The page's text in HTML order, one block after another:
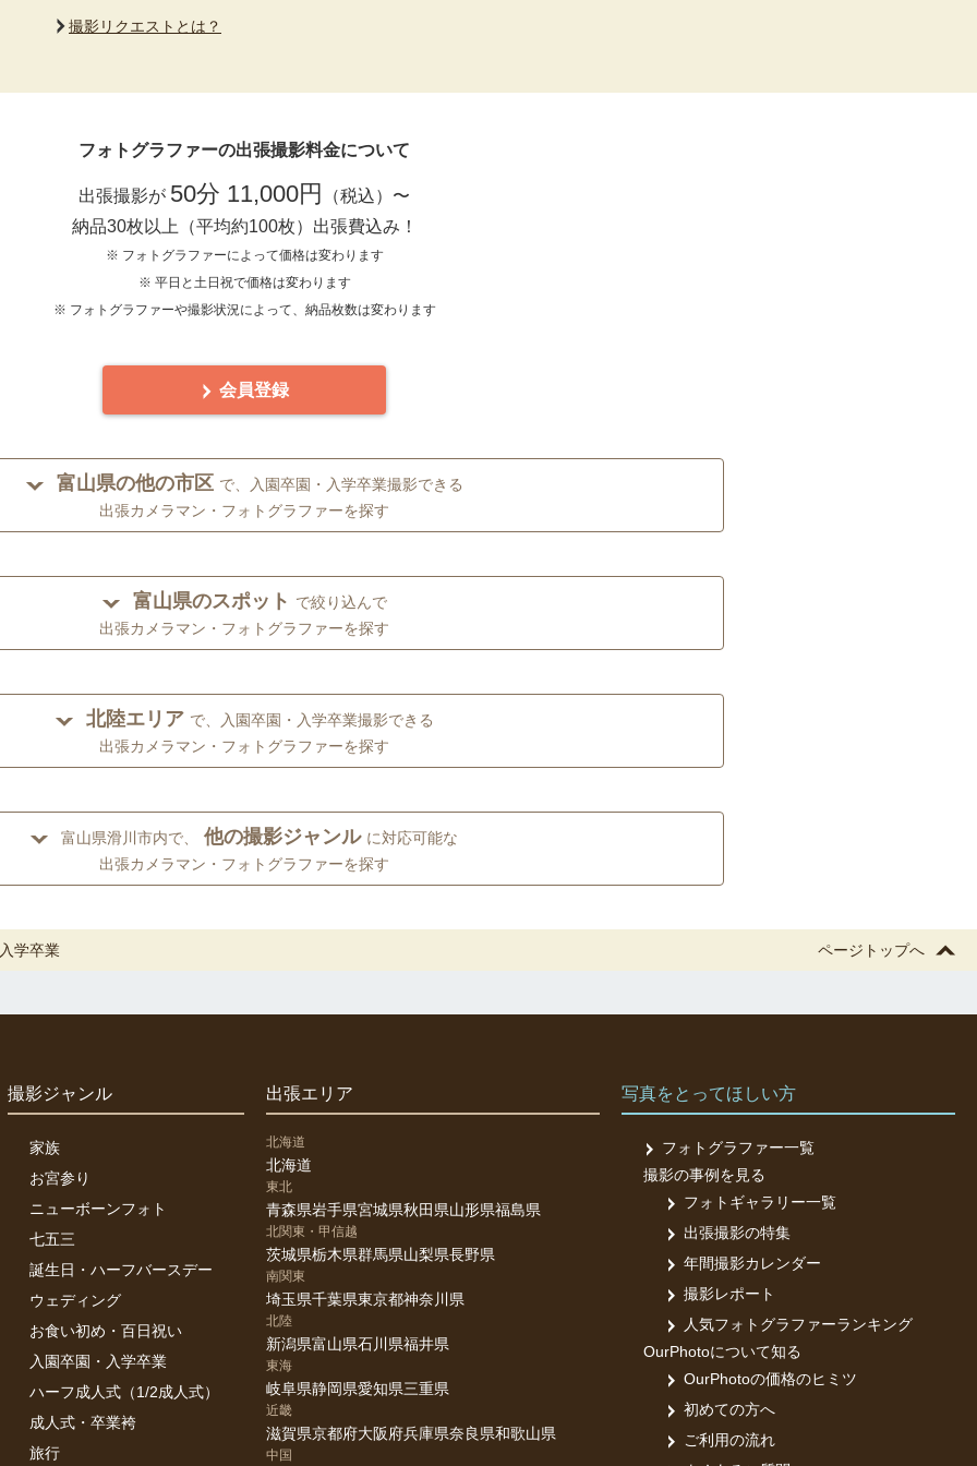
撮影リクエストとは？
フォトグラファーの出張撮影料金について
出張撮影が 50分 11,000円
（税込）〜
納品30枚以上（平均約100枚）出張費込み！
※ フォトグラファーによって価格は変わります
※ 平日と土日祝で価格は変わります
※ フォトグラファーや撮影状況によって、納品枚数は変わります
会員登録
富山県の他の市区 で、入園卒園・入学卒業撮影できる
出張カメラマン・フォトグラファーを探す
富山県のスポット で絞り込んで
出張カメラマン・フォトグラファーを探す
北陸エリア で、入園卒園・入学卒業撮影できる
出張カメラマン・フォトグラファーを探す
富山県滑川市内で、 他の撮影ジャンル に対応可能な
出張カメラマン・フォトグラファーを探す
学卒業 ページトップへ
撮影ジャンル
家族
お宮参り
ニューボーンフォト
七五三
誕生日・ハーフバースデー
ウェディング
お食い初め・百日祝い
入園卒園・入学卒業
ハーフ成人式（1/2成人式）
成人式・卒業袴
旅行
出張エリア
北海道
北海道
東北
青森県岩手県宮城県秋田県山形県福島県
北関東・甲信越
茨城県栃木県群馬県山梨県長野県
南関東
埼玉県千葉県東京都神奈川県
北陸
新潟県富山県石川県福井県
東海
岐阜県静岡県愛知県三重県
近畿
滋賀県京都府大阪府兵庫県奈良県和歌山県
中国
写真をとってほしい方
フォトグラファー一覧
撮影の事例を見る
フォトギャラリー一覧
出張撮影の特集
年間撮影カレンダー
撮影レポート
人気フォトグラファーランキング
OurPhotoについて知る
OurPhotoの価格のヒミツ
初めての方へ
ご利用の流れ